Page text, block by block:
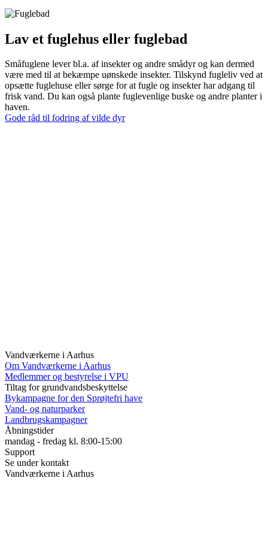
Lav et fuglehus eller fuglebad
Småfuglene lever bl.a. af insekter og andre smådyr og kan dermed
være med til at bekæmpe uønskede insekter. Tilskynd fugleliv ved at
opsætte fuglehuse eller sørge for at fugle og insekter har adgang til
frisk vand. Du kan også plante fuglevenlige buske og andre planter i
haven.
Gode råd til fodring af vilde dyr
Vandværkerne i Aarhus
Om Vandværkerne i Aarhus
Medlemmer og bestyrelse i VPU
Tiltag for grundvandsbeskyttelse
Bykampagne for den Sprøjtefri have
Vand- og naturparker
Landbrugskampagner
Åbningstider
mandag - fredag kl. 8:00-15:00
Support
Se under kontakt
Vandværkerne i Aarhus